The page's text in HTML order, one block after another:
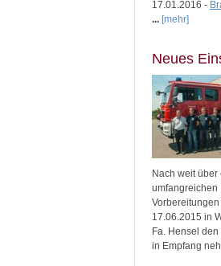
17.01.2016 -
... [mehr]
Neues
Nach weit
umfangreichen
17.06.2015 in
Fa. Hensel
in Empfang